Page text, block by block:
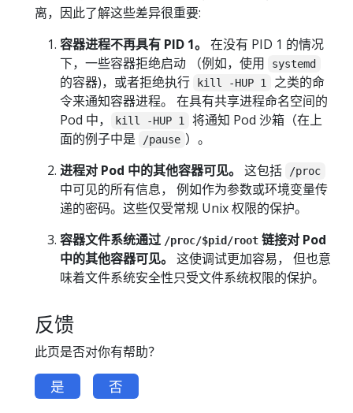
离，因此了解这些差异很重要:
容器进程不再具有 PID 1。 在没有 PID 1 的情况
下，一些容器拒绝启动 （例如，使用
systemd
的容器)，或者拒绝执行 kill -HUP 1
之类的命
令来通知容器进程。 在具有共享进程命名空间的
Pod 中，
kill -HUP 1
将通知 Pod 沙箱（在上
面的例子中是
/pause ）。
进程对 Pod 中的其他容器可见。 这包括 /proc
中可见的所有信息， 例如作为参数或环境变量传
递的密码。这些仅受常规 Unix 权限的保护。
容器文件系统通过 /proc/$pid/root 链接对 Pod
中的其他容器可见。 这使调试更加容易， 但也意
味着文件系统安全性只受文件系统权限的保护。
反馈
此页是否对你有帮助？
是 否